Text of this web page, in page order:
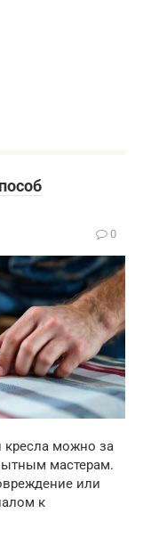
0
кресла можно за
мастерам.
или
к